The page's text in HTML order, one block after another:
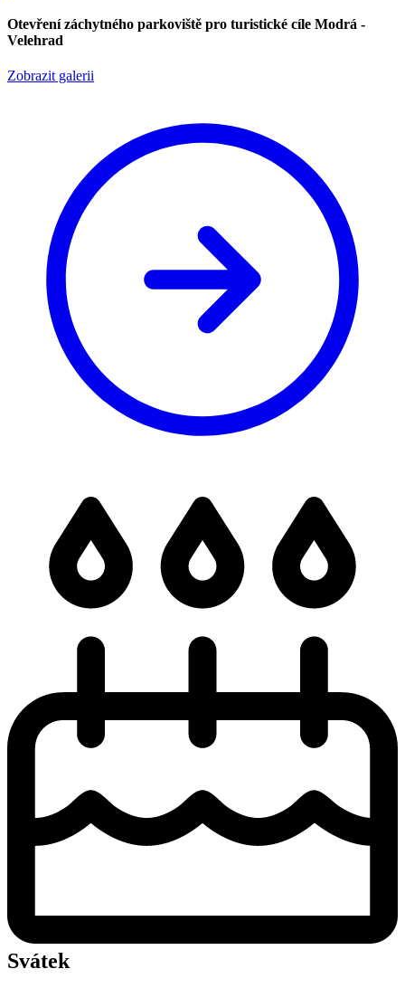
Otevření záchytného parkoviště pro turistické cíle Modrá -
Velehrad
Zobrazit galerii
Svátek